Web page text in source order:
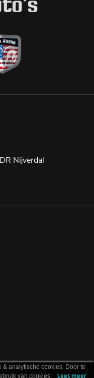
Nijverdal
& analytische cookies. Door te
van cookies.
Lees meer